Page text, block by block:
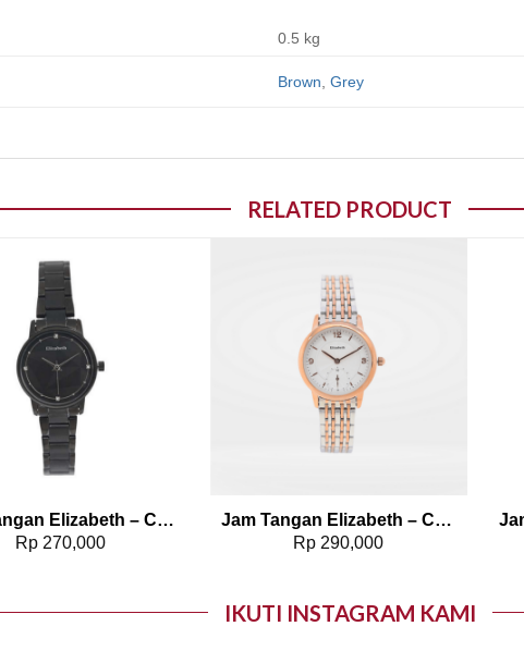
0.5 kg
Brown Grey
RELATED PRODUCT
Jam Tangan Elizabeth – Chain Strap Dreena
Rp 270,000
Add to wishlist
Jam Tangan Elizabeth – Chain Strap 2201-0773
Rp 290,000
IKUTI INSTAGRAM KAMI